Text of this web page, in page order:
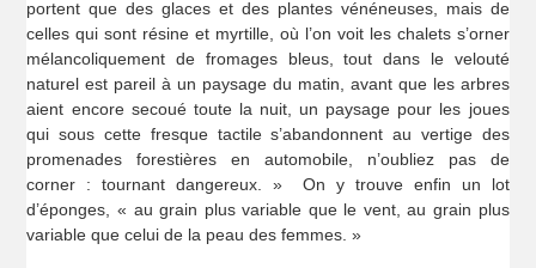
portent que des glaces et des plantes vénéneuses, mais de
celles qui sont résine et myrtille, où l’on voit les chalets s’orner
mélancoliquement de fromages bleus, tout dans le velouté
naturel est pareil à un paysage du matin, avant que les arbres
aient encore secoué toute la nuit, un paysage pour les joues
qui sous cette fresque tactile s’abandonnent au vertige des
promenades forestières en automobile, n’oubliez pas de
corner : tournant dangereux. » On y trouve enfin un lot
d’éponges, « au grain plus variable que le vent, au grain plus
variable que celui de la peau des femmes. »